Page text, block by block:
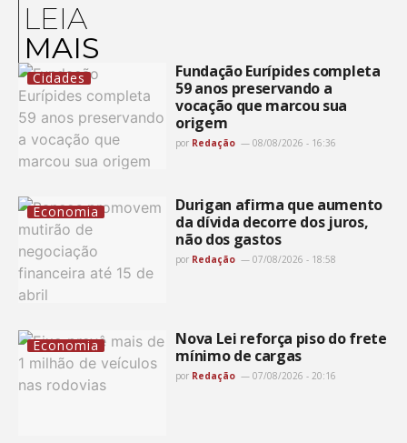
LEIA
MAIS
Cidades
Fundação Eurípides completa
59 anos preservando a
vocação que marcou sua
origem
por Redação 08/08/2026 - 16:36
Economia
Durigan afirma que aumento
da dívida decorre dos juros,
não dos gastos
por Redação 07/08/2026 - 18:58
Economia
Nova Lei reforça piso do frete
mínimo de cargas
por Redação 07/08/2026 - 20:16